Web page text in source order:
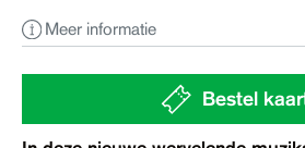
Eten & drinken
Ruimte huren
Contact
Meer informatie
Bestel